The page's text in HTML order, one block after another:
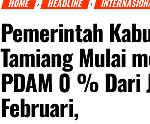
HOME › HEADLINE ›
Pemerintah
Tamiang Mulai
PDAM 0 % Dari
Februari,